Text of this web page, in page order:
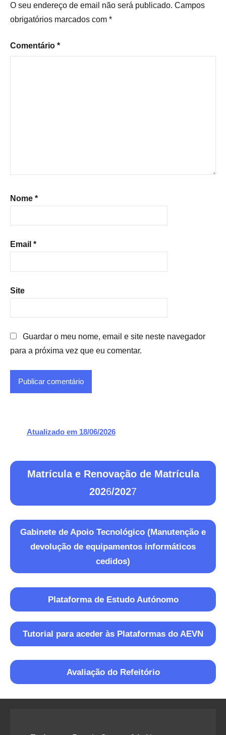
O seu endereço de email não será publicado. Campos
obrigatórios marcados com *
Comentário *
Nome *
Email *
Site
Guardar o meu nome, email e site neste navegador
para a próxima vez que eu comentar.
Atualizado em 18/06/2026
Matrícula e Renovação de Matrícula
2026/2027
Gabinete de Apoio Tecnológico (Manutenção e
devolução de equipamentos informáticos
cedidos)
Plataforma de Estudo Autónomo
Tutorial para aceder às Plataformas do AEVN
Avaliação do Refeitório